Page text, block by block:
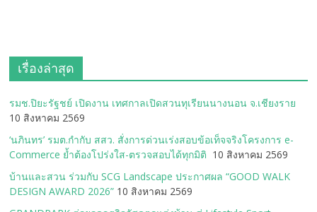
เรื่องล่าสุด
รมช.ปิยะรัฐชย์ เปิดงาน เทศกาลเปิดสวนทุเรียนนางนอน จ.เชียงราย
10 สิงหาคม 2569
‘นภินทร’ รมต.กำกับ สสว. สั่งการด่วนเร่งสอบข้อเท็จจริงโครงการ e-
Commerce ย้ำต้องโปร่งใส-ตรวจสอบได้ทุกมิติ 10 สิงหาคม 2569
บ้านและสวน ร่วมกับ SCG Landscape ประกาศผล “GOOD WALK
DESIGN AWARD 2026” 10 สิงหาคม 2569